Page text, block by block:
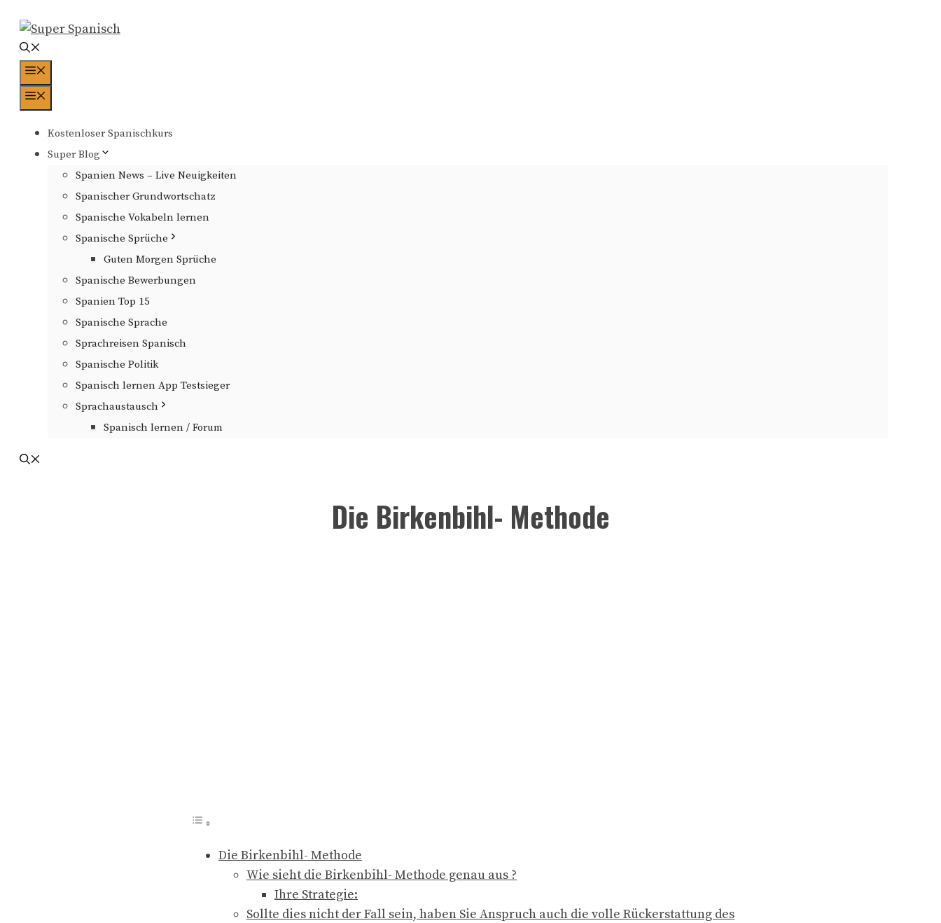
Inhalt
springen
Kostenloser Spanischkurs
Super Blog
Spanien News – Live Neuigkeiten
Spanischer Grundwortschatz
Spanische Vokabeln lernen
Spanische Sprüche
Guten Morgen Sprüche
Spanische Bewerbungen
Spanien Top 15
Spanische Sprache
Sprachreisen Spanisch
Spanische Politik
Spanisch lernen App Testsieger
Sprachaustausch
Spanisch lernen / Forum
Die Birkenbihl- Methode
Die Birkenbihl- Methode
Wie sieht die Birkenbihl- Methode genau aus ?
Ihre Strategie:
Sollte dies nicht der Fall sein, haben Sie Anspruch auch die volle Rückerstattung des